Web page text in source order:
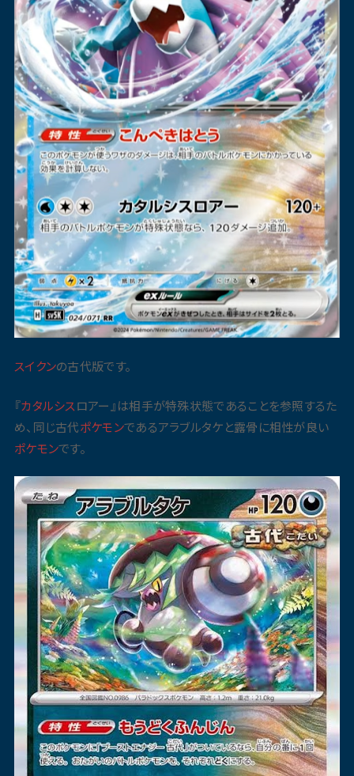
スイクンの古代版です。
『カタルシスロアー』は相手が特殊状態であることを参照するた
め、同じ古代ポケモンであるアラブルタケと露骨に相性が良い
ポケモンです。